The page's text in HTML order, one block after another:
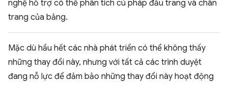
nghệ hỗ trợ có thể phân tích cú pháp đầu trang và chân
trang của bảng.
Mặc dù hầu hết các nhà phát triển có thể không thấy
những thay đổi này, nhưng với tất cả các trình duyệt
đang nỗ lực để đảm bảo những thay đổi này hoạt động